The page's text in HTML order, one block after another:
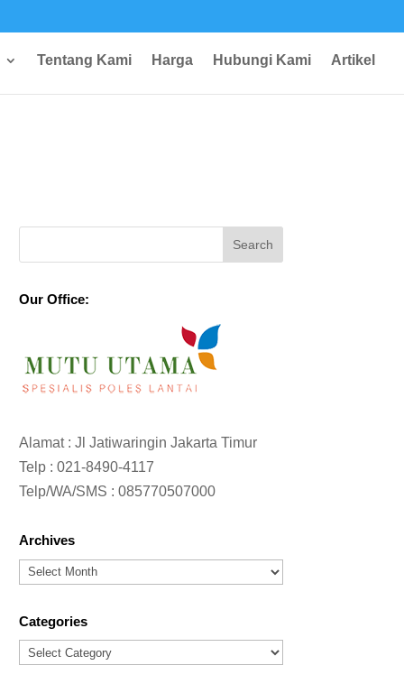
Tentang Kami Harga Hubungi Kami Artikel
Our Office:
Alamat : Jl Jatiwaringin Jakarta Timur
Telp :021-8490-4117
Telp/WA/SMS :085770507000
Archives
Archives
Categories
Categories